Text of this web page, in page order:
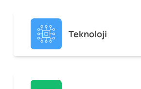
Teknoloji